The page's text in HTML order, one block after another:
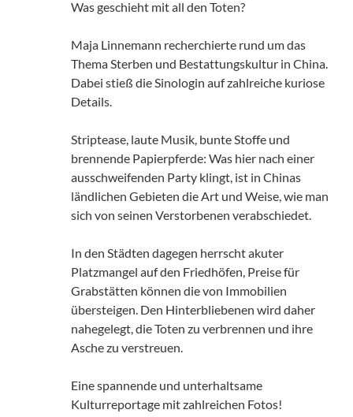
Was geschieht mit all den Toten?
Maja Linnemann recherchierte rund um das
Thema Sterben und Bestattungskultur in China.
Dabei stieß die Sinologin auf zahlreiche kuriose
Details.
Striptease, laute Musik, bunte Stoffe und
brennende Papierpferde: Was hier nach einer
ausschweifenden Party klingt, ist in Chinas
ländlichen Gebieten die Art und Weise, wie man
sich von seinen Verstorbenen verabschiedet.
In den Städten dagegen herrscht akuter
Platzmangel auf den Friedhöfen, Preise für
Grabstätten können die von Immobilien
übersteigen. Den Hinterbliebenen wird daher
nahegelegt, die Toten zu verbrennen und ihre
Asche zu verstreuen.
Eine spannende und unterhaltsame
Kulturreportage mit zahlreichen Fotos!